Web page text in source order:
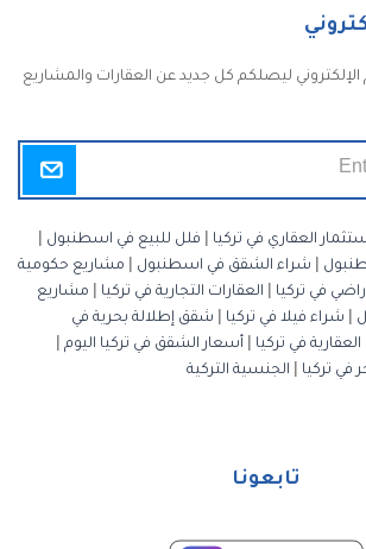
الإلكتروني ليصلكم كل جديد عن العقارات والمشاريع
العقاري في تركيا فلل للبيع في اسطنبول
شراء الشقق في اسطنبول
مشاريع حكومية
في تركيا العقارات التجارية في تركيا
مشاريع
شراء فيلا في تركيا
شقق إطلالة بحرية في
في تركيا أسعار الشقق في تركيا اليوم
في تركيا
الجنسية التركية
تابعونا